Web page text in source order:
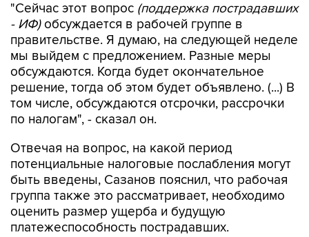
"Сейчас этот вопрос (поддержка пострадавших
- ИФ)обсуждается в рабочей группе в
правительстве. Я думаю, на следующей неделе
мы выйдем с предложением. Разные меры
обсуждаются. Когда будет окончательное
решение, тогда об этом будет объявлено. (...) В
том числе, обсуждаются отсрочки, рассрочки
по налогам", - сказал он.
Отвечая на вопрос, на какой период
потенциальные налоговые послабления могут
быть введены, Сазанов пояснил, что рабочая
группа также это рассматривает, необходимо
оценить размер ущерба и будущую
платежеспособность пострадавших.